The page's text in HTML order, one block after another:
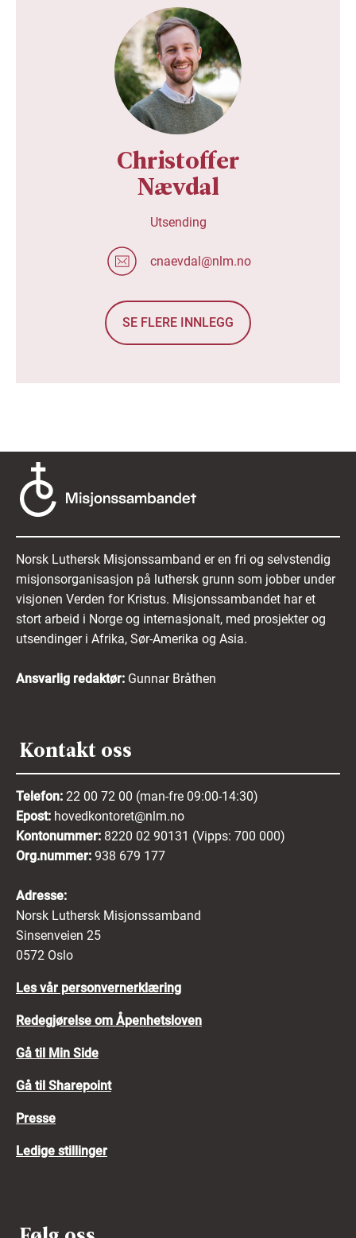
Christoffer
Nævdal
Utsending
cnaevdal@nlm.no
SE FLERE INNLEGG
Norsk Luthersk Misjonssamband er en fri og selvstendig
misjonsorganisasjon på luthersk grunn som jobber under
visjonen Verden for Kristus. Misjonssambandet har et
stort arbeid i Norge og internasjonalt, med prosjekter og
utsendinger i Afrika, Sør-Amerika og Asia.
Ansvarlig redaktør: Gunnar Bråthen
Kontakt oss
Telefon: 22 00 72 00 (man-fre 09:00-14:30)
Epost: hovedkontoret@nlm.no
Kontonummer: 8220 02 90131 (Vipps: 700 000)
Org.nummer: 938 679 177
Adresse:
Norsk Luthersk Misjonssamband
Sinsenveien 25
0572 Oslo
Les vår personvernerklæring
Redegjørelse om Åpenhetsloven
Gå til Min Side
Gå til Sharepoint
Presse
Ledige stillinger